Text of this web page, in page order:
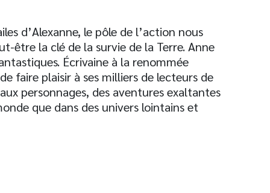
d’Alexanne, le pôle de l’action nous
être la clé de la survie de la Terre. Anne
Écrivaine à la renommée
faire plaisir à ses milliers de lecteurs de
personnages, des aventures exaltantes
que dans des univers lointains et